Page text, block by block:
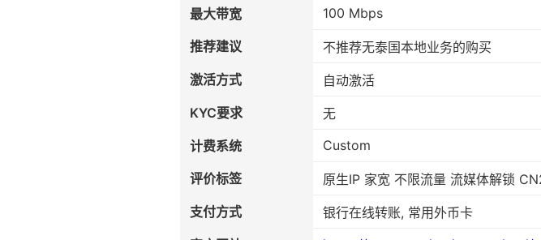
最大带宽 100 Mbps
推荐建议
不推荐无泰国本地业务的购买
激活方式
自动激活
KYC要求
无
计费系统
Custom
评价标签
原生IP 家宽 不限流量 流媒体解锁
支付方式
银行在线转账, 常用外币卡